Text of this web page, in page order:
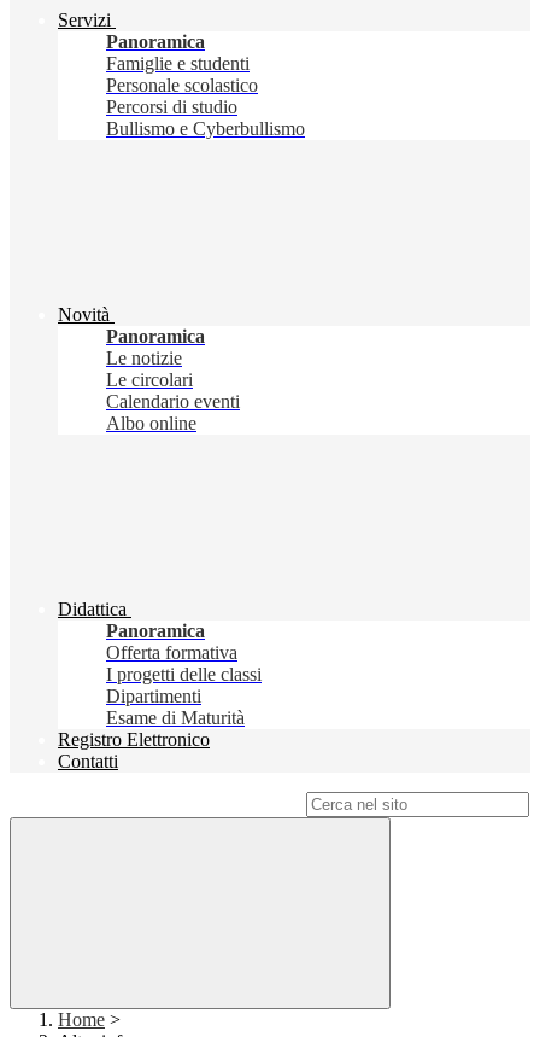
Servizi
Panoramica
Famiglie e studenti
Personale scolastico
Percorsi di studio
Bullismo e Cyberbullismo
Novità
Panoramica
Le notizie
Le circolari
Calendario eventi
Albo online
Didattica
Panoramica
Offerta formativa
I progetti delle classi
Dipartimenti
Esame di Maturità
Registro Elettronico
Contatti
Home >